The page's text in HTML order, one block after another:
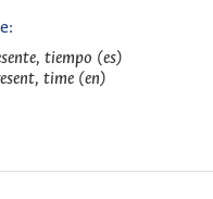
tiempo (es)
time (en)